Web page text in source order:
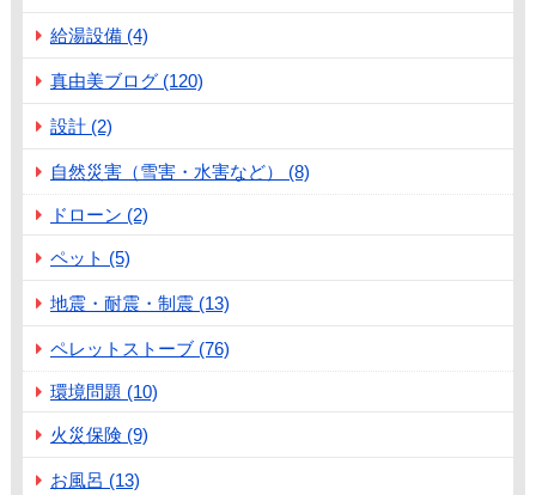
給湯設備 (4)
真由美ブログ (120)
設計 (2)
自然災害（雪害・水害など） (8)
ドローン (2)
ペット (5)
地震・耐震・制震 (13)
ペレットストーブ (76)
環境問題 (10)
火災保険 (9)
お風呂 (13)